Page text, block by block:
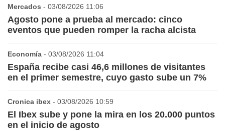
Mercados - 03/08/2026 11:06
Agosto pone a prueba al mercado: cinco
eventos que pueden romper la racha alcista
Economía - 03/08/2026 11:04
España recibe casi 46,6 millones de visitantes
en el primer semestre, cuyo gasto sube un 7%
Cronica ibex - 03/08/2026 10:59
El Ibex sube y pone la mira en los 20.000 puntos
en el inicio de agosto